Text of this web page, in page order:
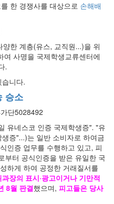
한 경쟁사를 대상으로 손해배
한 계층(유스, 교직원...)을 위
사명을 국제학생교류센터에
.
니다.
승소
가단5028492
유네스코 인증 국제학생증". "유
증"...)는 일반 소비자로 하여금
인증 업무를 수행하고 있고, 피
부터 공식인증을 받은 유일한 국
하게 하여 공정한 거래질서를
장의 표시·광고이거나 기만적
8월 판결했으며, 피고들은 당사